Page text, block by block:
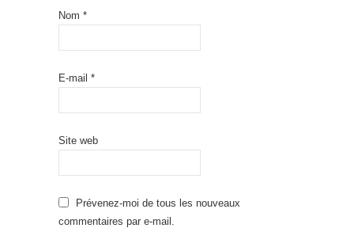
Nom *
E-mail *
Site web
Prévenez-moi de tous les nouveaux
commentaires par e-mail.